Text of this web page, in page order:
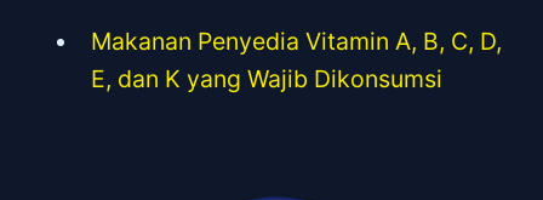
Makanan Penyedia Vitamin A, B, C, D,
E, dan K yang Wajib Dikonsumsi